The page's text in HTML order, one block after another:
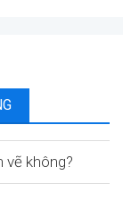
vẽ không?